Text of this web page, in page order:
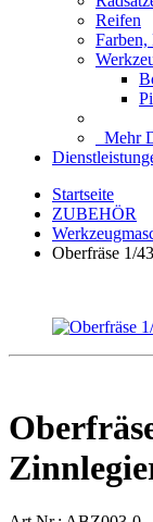
Reifen
Farben,
Mehr
Startseite
ZUBEHÖR
Oberfräse 1/